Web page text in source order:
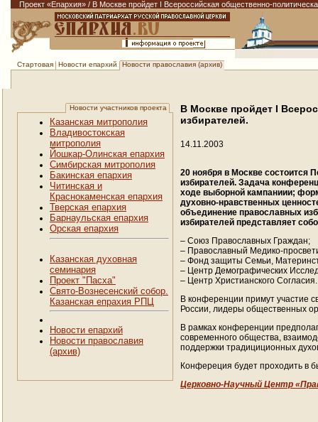
Проект «Епархия» / В Москве пройдет I Всероссийская общественно-
Стартовая Новости епархий Новости православия (архив)
Новости участников проекта
Казанская митрополия
Владивостокская
митрополия
Йошкар-Олинская епархия
Симбирская митрополия
Бакинская епархия
Читинская и
Краснокаменская епархия
Тверская епархия
Барнаульская епархия
Орская епархия
Казанская духовная
семинария
Проект "Пасха"
Свято-Вознесенский собор.
Казанская епрахия РПЦ
Новости епархий
Новости православия
(архив)
В Москве пройдет I
избирателей.
14.11.2003
20 ноября в Москве состоится
избирателей. Задача
ходе выборной кампаниии;
духовно-нравственных
объединение православных
избирателей представляет
– Союз Православных Граждан;
– Православный Медико-
– Фонд защиты Семьи,
– Центр Демографических
– Центр Христианского Согласия.
В конференции примут участие
России, лидеры общественных
В рамках конференции
современного общества,
поддержки традициционных
Конфереция будет проходить в
Церковно-Научный Центр